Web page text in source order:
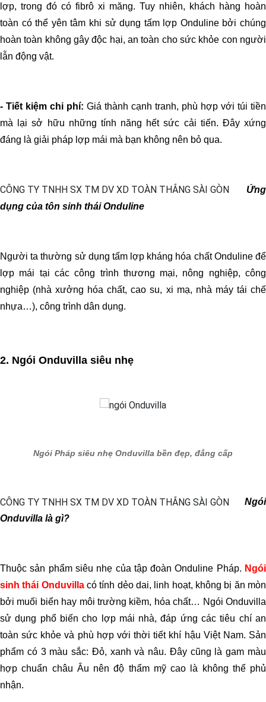
lợp, trong đó có fibrô xi măng. Tuy nhiên, khách hàng hoàn
toàn có thể yên tâm khi sử dụng tấm lợp Onduline bởi chúng
hoàn toàn không gây độc hại, an toàn cho sức khỏe con người
lẫn động vật.
- Tiết kiệm chi phí: Giá thành cạnh tranh, phù hợp với túi tiền
mà lại sở hữu những tính năng hết sức cải tiến. Đây xứng
đáng là giải pháp lợp mái mà bạn không nên bỏ qua.
Ứng
dụng của tôn sinh thái Onduline
Người ta thường sử dụng tấm lợp kháng hóa chất Onduline để
lợp mái tại các công trình thương mại, nông nghiệp, công
nghiệp (nhà xưởng hóa chất, cao su, xi mạ, nhà máy tái chế
nhựa…), công trình dân dụng.
2. Ngói Onduvilla siêu nhẹ
Ngói Pháp siêu nhẹ Onduvilla bền đẹp, đẳng cấp
Ngói
Onduvilla là gì?
Thuộc sản phẩm siêu nhẹ của tập đoàn Onduline Pháp. Ngói
sinh thái Onduvilla có tính dẻo dai, linh hoạt, không bị ăn mòn
bởi muối biển hay môi trường kiềm, hóa chất… Ngói Onduvilla
sử dụng phổ biến cho lợp mái nhà, đáp ứng các tiêu chí an
toàn sức khỏe và phù hợp với thời tiết khí hậu Việt Nam. Sản
phẩm có 3 màu sắc: Đỏ, xanh và nâu. Đây cũng là gam màu
hợp chuẩn châu Âu nên độ thẩm mỹ cao là không thể phủ
nhận.